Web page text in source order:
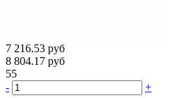
7 216.53 руб
8 804.17 руб
55
-
+